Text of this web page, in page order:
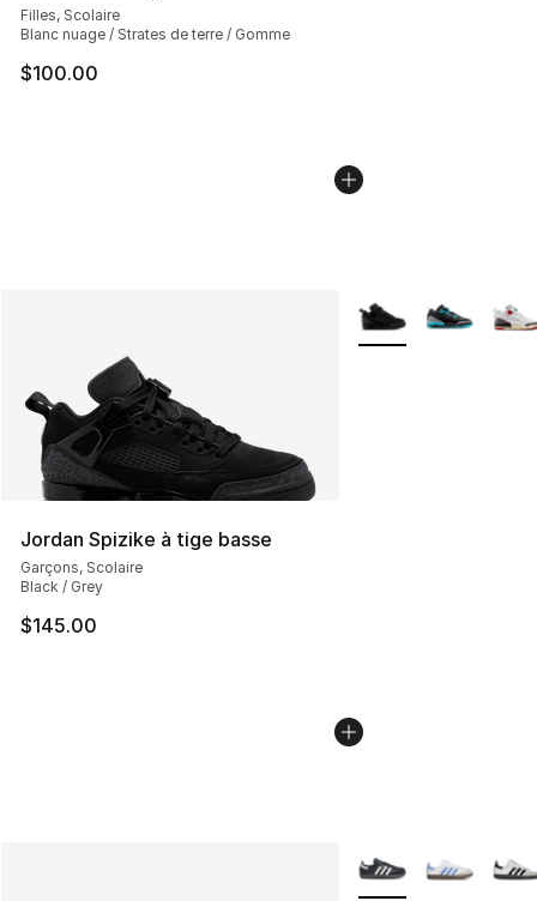
Filles, Scolaire
Blanc nuage / Strates de terre / Gomme
$100.00
Jordan Spizike à tige basse
Garçons, Scolaire
Black / Grey
$145.00
Plus de couleurs
Plus de couleurs